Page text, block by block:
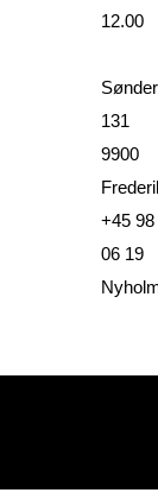
12.00
131
9900
+45 98
06 19